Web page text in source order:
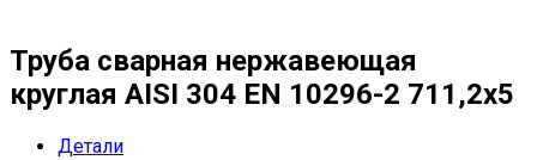
Труба сварная нержавеющая
круглая AISI 304 EN 10296-2 711,2х5
Детали